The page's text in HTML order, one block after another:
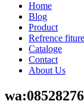
Home
Blog
Product
Refrence fiture
Cataloge
Contact
About Us